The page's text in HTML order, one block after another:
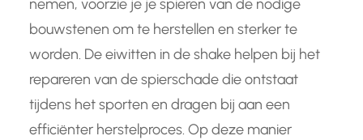
nemen, voorzie je je spieren van de nodige
bouwstenen om te herstellen en sterker te
worden. De eiwitten in de shake helpen bij het
repareren van de spierschade die ontstaat
tijdens het sporten en dragen bij aan een
efficiënter herstelproces. Op deze manier